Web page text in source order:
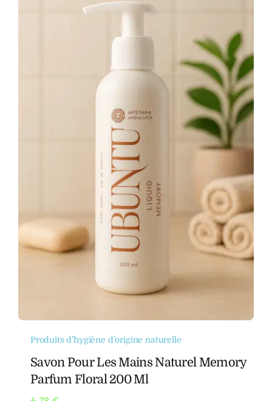
Produits d’hygiène d’origine naturelle
Savon Pour Les Mains Naturel Memory
Parfum Floral 200 Ml